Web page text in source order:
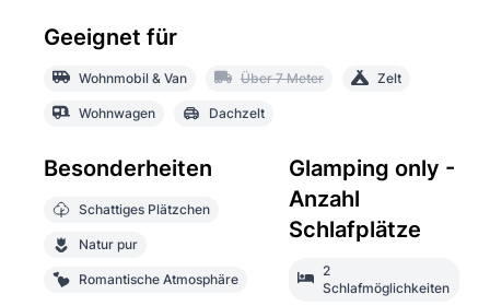
Geeignet für
Wohnmobil & Van Über 7 Meter Zelt
Wohnwagen Dachzelt
Besonderheiten
Schattiges Plätzchen
Natur pur
Romantische Atmosphäre
Glamping only -
Anzahl
Schlafplätze
2
Schlafmöglichkeiten